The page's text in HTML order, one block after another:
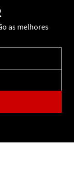
as melhores